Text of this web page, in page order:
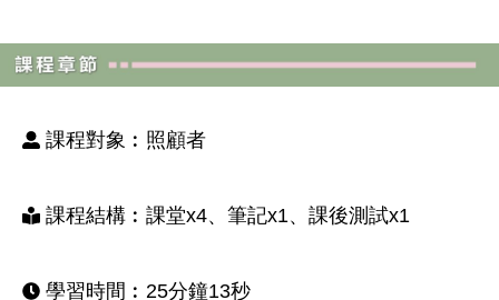
課程對象︰照顧者
課程結構︰課堂x4、筆記x1、課後測試x1
學習時間︰25分鐘13秒